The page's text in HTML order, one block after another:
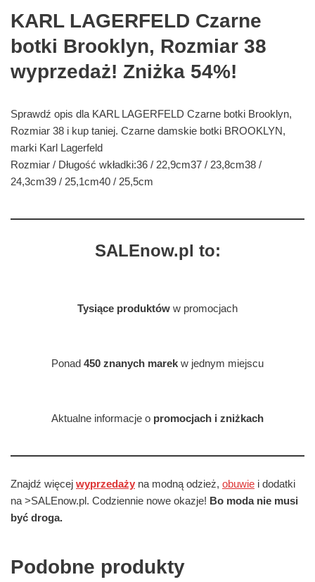
KARL LAGERFELD Czarne
botki Brooklyn, Rozmiar 38
wyprzedaż! Zniżka 54%!
Sprawdź opis dla KARL LAGERFELD Czarne botki Brooklyn,
Rozmiar 38 i kup taniej. Czarne damskie botki BROOKLYN,
marki Karl Lagerfeld
Rozmiar / Długość wkładki:36 / 22,9cm37 / 23,8cm38 /
24,3cm39 / 25,1cm40 / 25,5cm
SALEnow.pl to:
Tysiące produktów w promocjach
Ponad 450 znanych marek w jednym miejscu
Aktualne informacje o promocjach i zniżkach
Znajdź więcej wyprzedaży na modną odzież, obuwie i dodatki
na >SALEnow.pl. Codziennie nowe okazje! Bo moda nie musi
być droga.
Podobne produkty